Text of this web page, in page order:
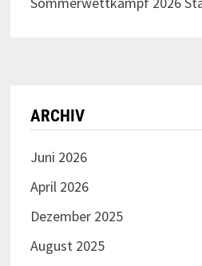
ARCHIV
Juni 2026
April 2026
Dezember 2025
August 2025